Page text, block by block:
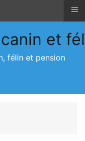
félin et pension
≡
≡
≡